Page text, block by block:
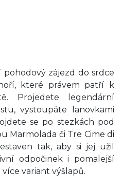
pohodový zájezd do srdce
které právem patří k
Projedete legendární
vystoupáte lanovkami
se po stezkách pod
Marmolada či Tre Cime di
tak, aby si jej užil
odpočinek i pomalejší
variant výšlapů.